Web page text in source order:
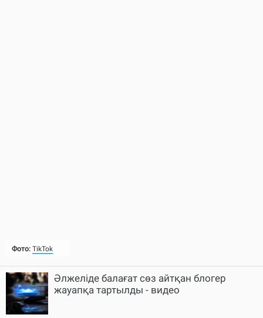
Фото: TikTok
Әлжеліде балағат сөз айтқан блогер
жауапқа тартылды - видео